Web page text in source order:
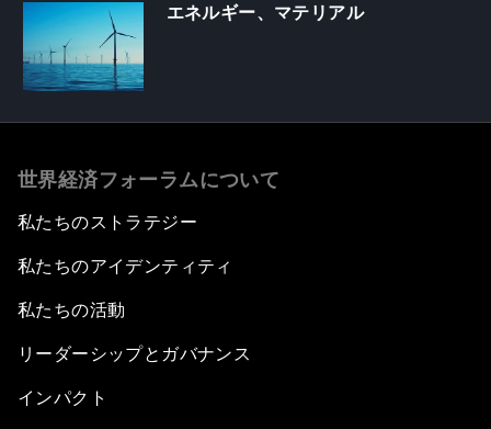
エネルギー、マテリアル
世界経済フォーラムについて
私たちのストラテジー
私たちのアイデンティティ
私たちの活動
リーダーシップとガバナンス
インパクト